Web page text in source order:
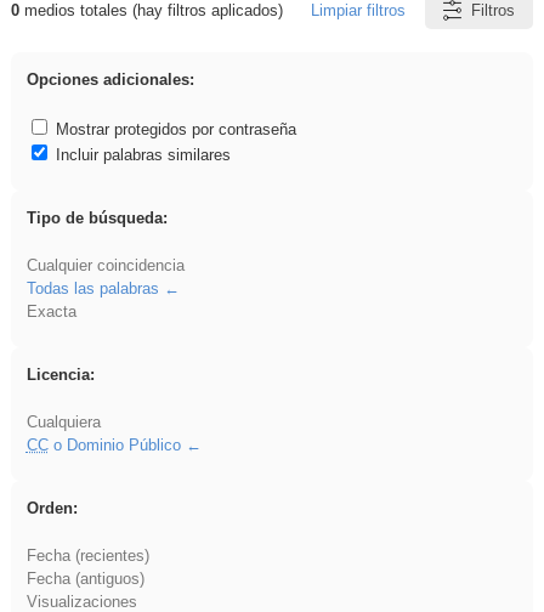
Resultados de: Crotona
0medios totales (hay filtros aplicados) Limpiar filtros Filtros
Opciones adicionales:
Mostrar protegidos por contraseña
Incluir palabras similares
Tipo de búsqueda:
Cualquier coincidencia
Todas las palabras
Exacta
Licencia:
Cualquiera
CCo Dominio Público
Orden:
Fecha (recientes)
Fecha (antiguos)
Visualizaciones